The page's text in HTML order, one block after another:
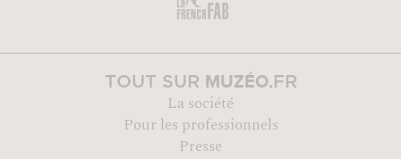
TOUT SUR MUZÉO.FR
La société
Pour les professionnels
Presse